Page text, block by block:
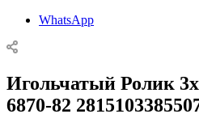
WhatsApp
Игольчатый Ролик
6870-82